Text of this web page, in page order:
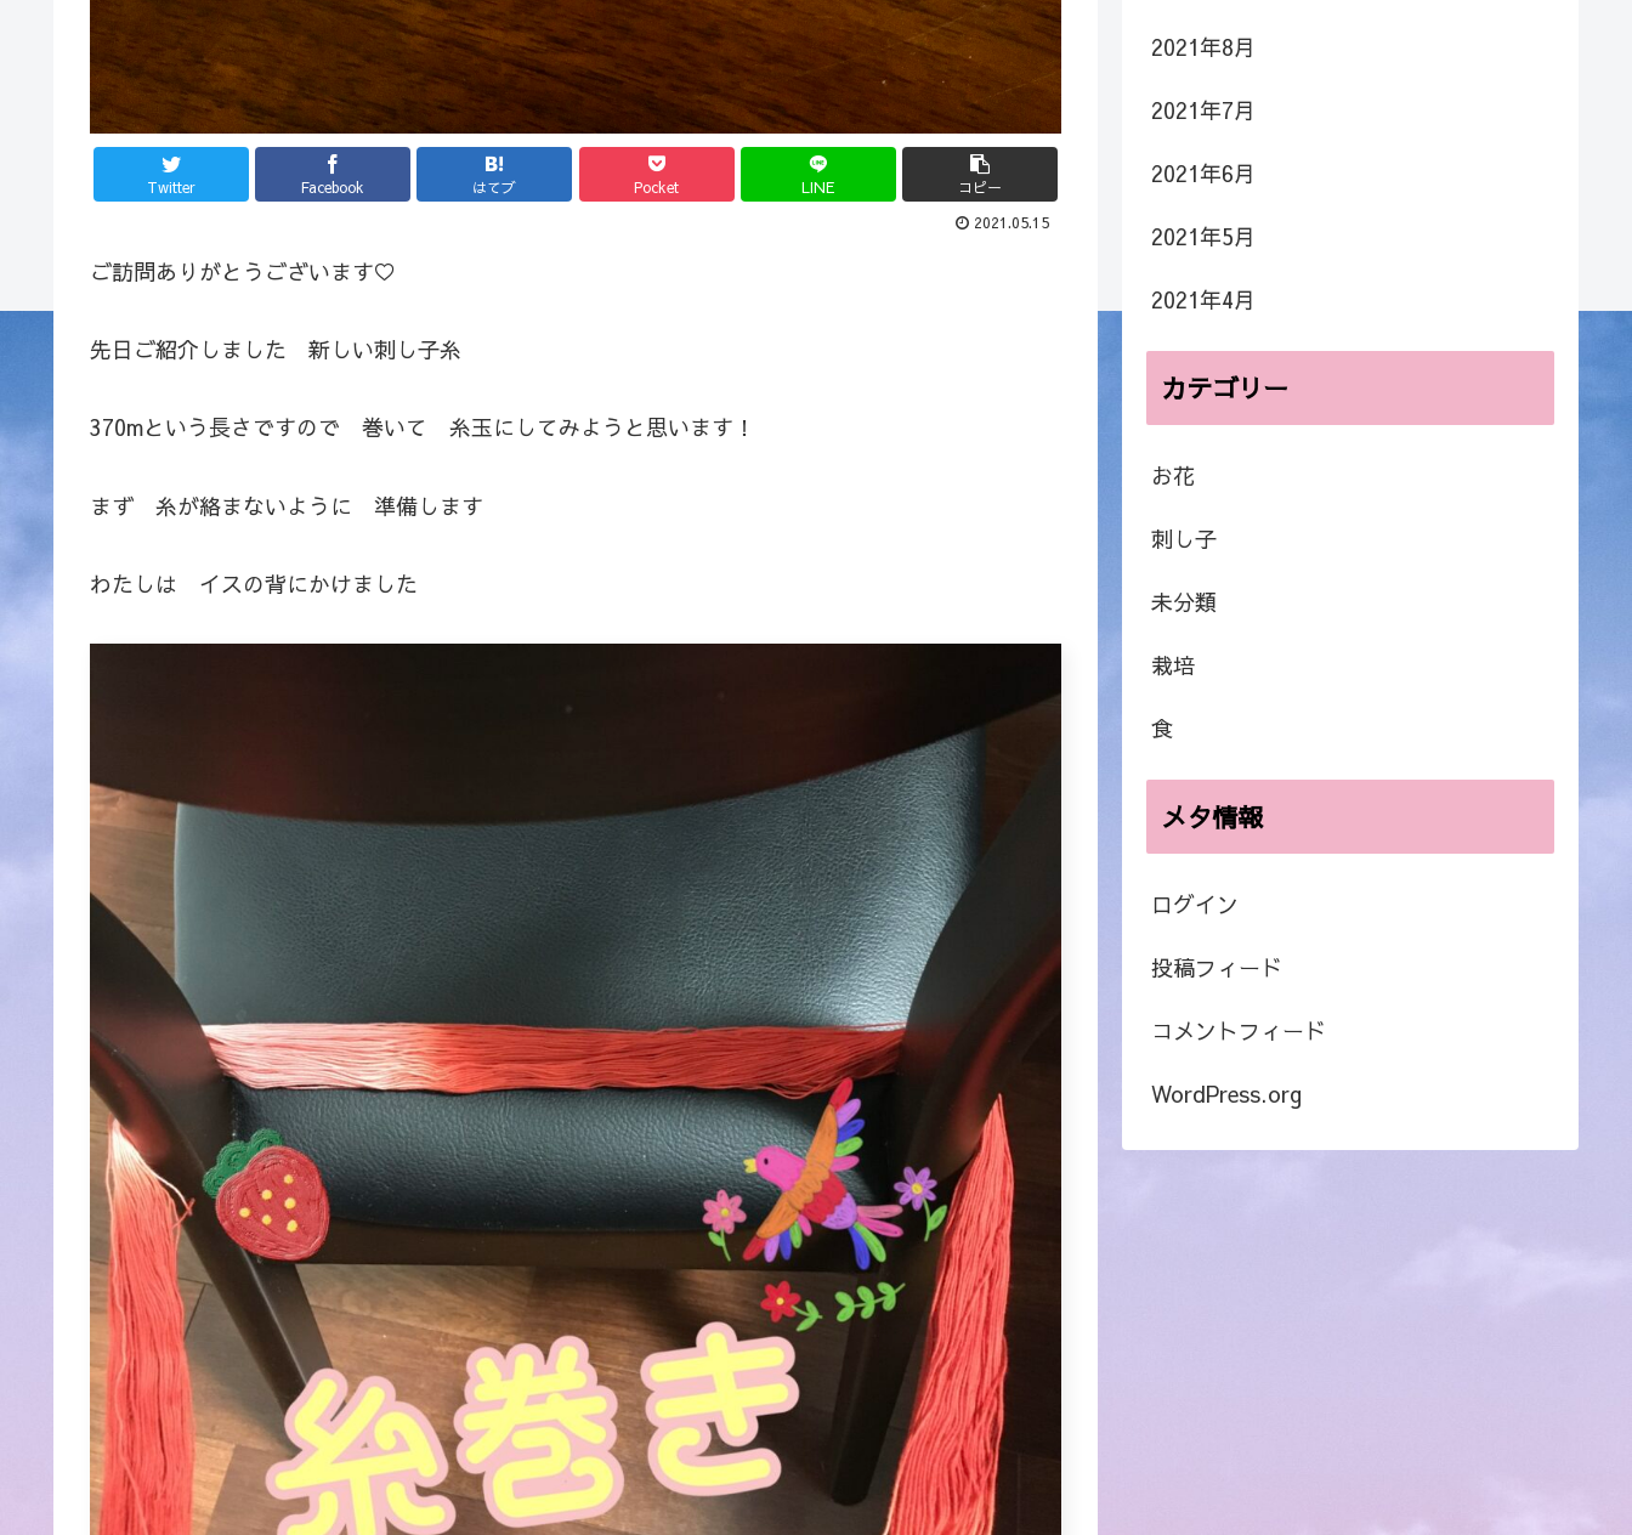
Twitter Facebook はてブ Pocket LINE コピー
2021.05.15
ご訪問ありがとうございます♡
先日ご紹介しました 新しい刺し子糸
370mという長さですので 巻いて 糸玉にしてみようと思います！
まず 糸が絡まないように 準備します
わたしは イスの背にかけました
2021年8月
2021年7月
2021年6月
2021年5月
2021年4月
カテゴリー
お花
刺し子
未分類
栽培
食
メタ情報
ログイン
投稿フィード
コメントフィード
WordPress.org